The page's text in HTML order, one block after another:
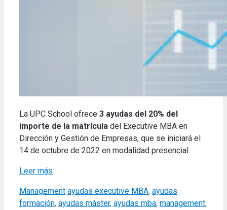
La UPC School ofrece 3 ayudas del 20% del
importe de la matrícula del Executive MBA en
Dirección y Gestión de Empresas, que se iniciará el
14 de octubre de 2022 en modalidad presencial.
Leer más
Categories
Management Tags
ayudas executive MBA, ayudas
formación, ayudas máster, ayudas mba, management,